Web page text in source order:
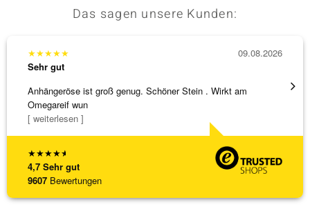
Das sagen unsere Kunden:
★★★★★
4,7 Sehr gut
9607 Bewertungen
★★★★★
Sehr gut
Anhängeröse ist groß genug. Schöner Stein . Wirkt am
Omegareif wun
[ weiterlesen ]
09.08.2026
Sehr